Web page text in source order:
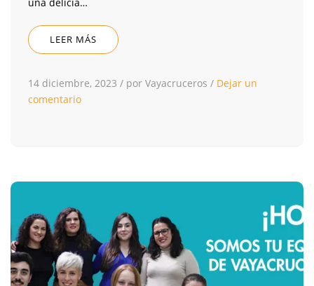
LEER MÁS
14 diciembre, 2023 / por Vayacruceros / Dejar un
comentario